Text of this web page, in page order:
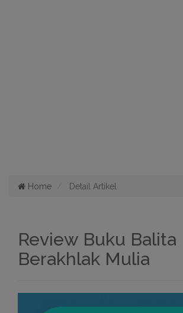
Home Detail Artikel
Review Buku Balita
Berakhlak Mulia